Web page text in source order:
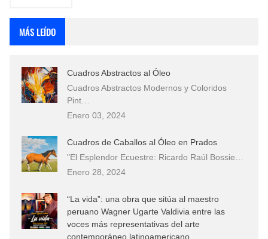
MÁS LEÍDO
Cuadros Abstractos al Óleo
Cuadros Abstractos Modernos y Coloridos
Pint…
Enero 03, 2024
Cuadros de Caballos al Óleo en Prados
"El Esplendor Ecuestre: Ricardo Raúl Bossie…
Enero 28, 2024
“La vida”: una obra que sitúa al maestro
peruano Wagner Ugarte Valdivia entre las
voces más representativas del arte
contemporáneo latinoamericano